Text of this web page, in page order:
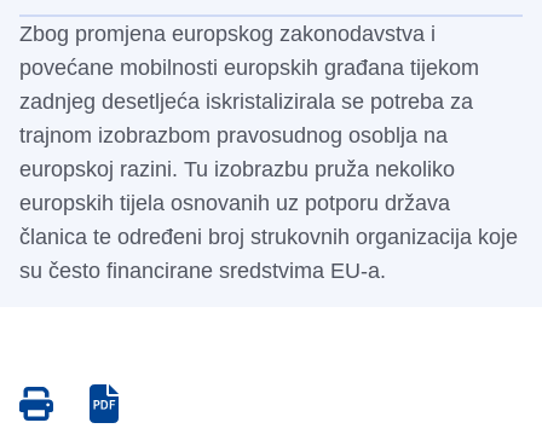
Zbog promjena europskog zakonodavstva i
povećane mobilnosti europskih građana tijekom
zadnjeg desetljeća iskristalizirala se potreba za
trajnom izobrazbom pravosudnog osoblja na
europskoj razini. Tu izobrazbu pruža nekoliko
europskih tijela osnovanih uz potporu država
članica te određeni broj strukovnih organizacija koje
su često financirane sredstvima EU-a.
Save
as
Save
as